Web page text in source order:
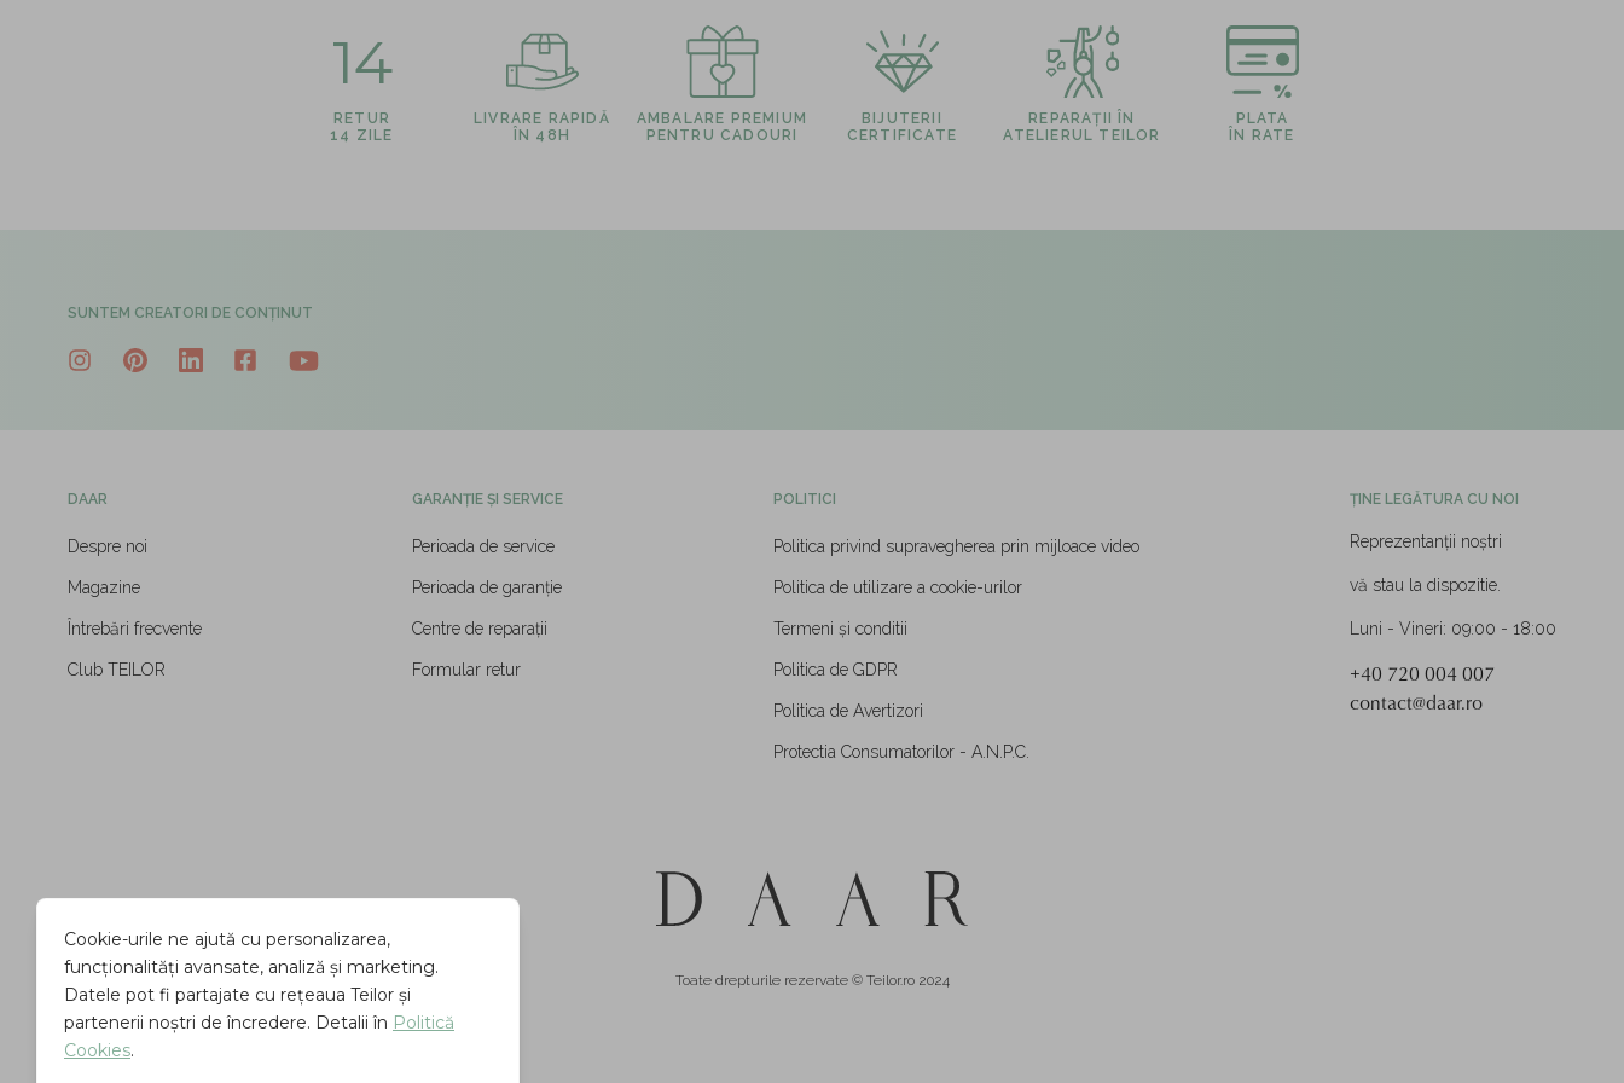
14
RETUR
14 ZILE
LIVRARE RAPIDĂ
ÎN 48H
AMBALARE PREMIUM
PENTRU CADOURI
BIJUTERII
CERTIFICATE
REPARAȚII ÎN
ATELIERUL TEILOR
PLATA
ÎN RATE
SUNTEM CREATORI DE CONȚINUT
DAAR
Despre noi
Magazine
Întrebări frecvente
Club TEILOR
GARANȚIE ȘI SERVICE
Perioada de service
Perioada de garanție
Centre de reparații
Formular retur
POLITICI
Politica privind supravegherea prin mijloace video
Politica de utilizare a cookie-urilor
Termeni și conditii
Politica de GDPR
Politica de Avertizori
Protectia Consumatorilor - A.N.P.C.
ȚINE LEGĂTURA CU NOI
Reprezentanții noștri
vă stau la dispozitie.
Luni - Vineri: 09:00 - 18:00
+40 720 004 007
contact@daar.ro
Toate drepturile rezervate © Teilor.ro 2024